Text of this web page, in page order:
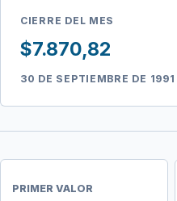
CIERRE DEL MES
$7.870,82
30 DE SEPTIEMBRE DE 1991
PRIMER VALOR